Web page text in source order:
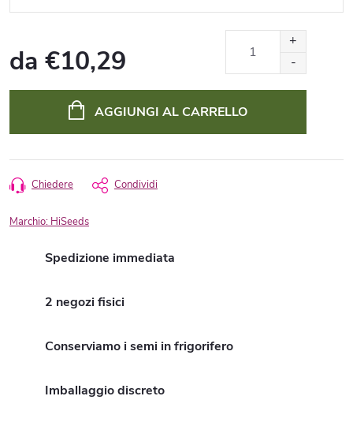
da €10,29
AGGIUNGI AL CARRELLO
Chiedere Condividi
Marchio: HiSeeds
Spedizione immediata
2 negozi fisici
Conserviamo i semi in frigorifero
Imballaggio discreto